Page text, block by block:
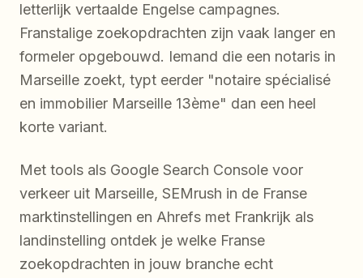
letterlijk vertaalde Engelse campagnes.
Franstalige zoekopdrachten zijn vaak langer en
formeler opgebouwd. Iemand die een notaris in
Marseille zoekt, typt eerder "notaire spécialisé
en immobilier Marseille 13ème" dan een heel
korte variant.
Met tools als Google Search Console voor
verkeer uit Marseille, SEMrush in de Franse
marktinstellingen en Ahrefs met Frankrijk als
landinstelling ontdek je welke Franse
zoekopdrachten in jouw branche echt